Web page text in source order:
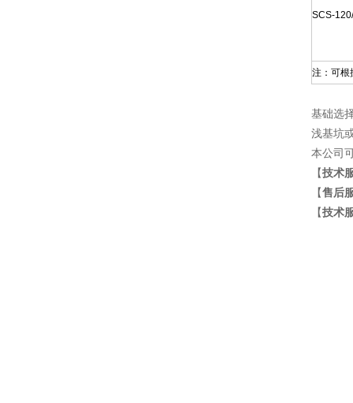
SCS-
注：可根
基础选
浅基坑
本公司
【技术
【售后
【技术